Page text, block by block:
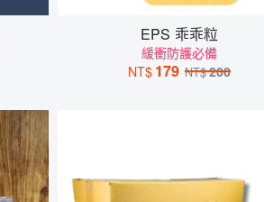
EPS 乖乖粒
緩衝防護必備
NT$ 179 NT$200